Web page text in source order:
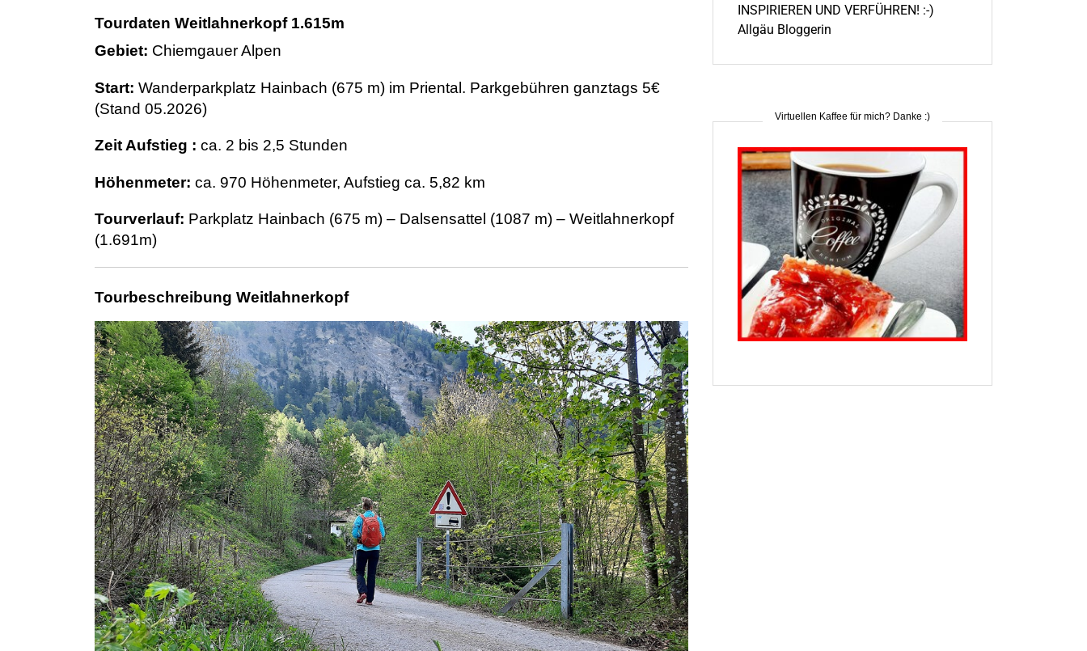
Tourdaten Weitlahnerkopf 1.615m
Gebiet: Chiemgauer Alpen
Start: Wanderparkplatz Hainbach (675 m) im Priental. Parkgebühren ganztags 5€
(Stand 05.2026)
Zeit Aufstieg : ca. 2 bis 2,5 Stunden
Höhenmeter: ca. 970 Höhenmeter, Aufstieg ca. 5,82 km
Tourverlauf: Parkplatz Hainbach (675 m) – Dalsensattel (1087 m) – Weitlahnerkopf
(1.691m)
Tourbeschreibung Weitlahnerkopf
INSPIRIEREN UND VERFÜHREN! :-)
Allgäu Bloggerin
Virtuellen Kaffee für mich? Danke :)